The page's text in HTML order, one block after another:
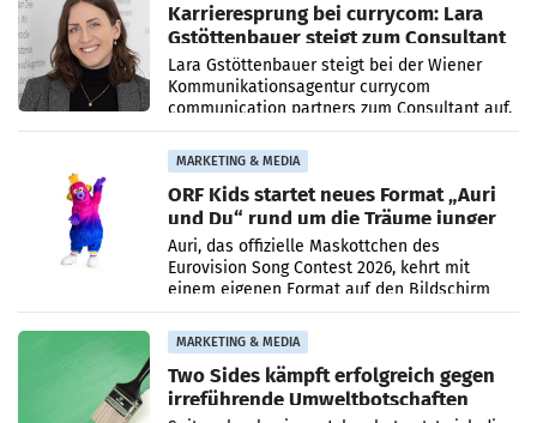
Karrieresprung bei currycom: Lara
Gstöttenbauer steigt zum Consultant
auf
Lara Gstöttenbauer steigt bei der Wiener
Kommunikationsagentur currycom
communication partners zum Consultant auf.
Die 27-jährige Beraterin betreut Kundinnen
und Kunden in den Bereichen
MARKETING & MEDIA
ORF Kids startet neues Format „Auri
und Du“ rund um die Träume junger
Menschen
Auri, das offizielle Maskottchen des
Eurovision Song Contest 2026, kehrt mit
einem eigenen Format auf den Bildschirm
zurück. In der neuen Sendung „Auri und Du“
bei ORF Kids steht
MARKETING & MEDIA
Two Sides kämpft erfolgreich gegen
irreführende Umweltbotschaften